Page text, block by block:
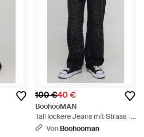
100 €40 €
BoohooMAN
Tall lockere Jeans mit Strass -
Schwarz
Von Boohooman